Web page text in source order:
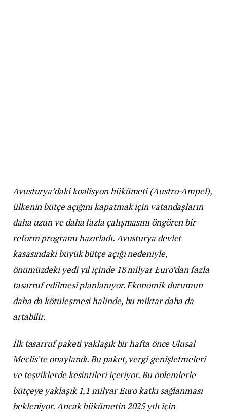
Avusturya’daki koalisyon hükümeti (Austro-Ampel),
ülkenin bütçe açığını kapatmak için vatandaşların
daha uzun ve daha fazla çalışmasını öngören bir
reform programı hazırladı. Avusturya devlet
kasasındaki büyük bütçe açığı nedeniyle,
önümüzdeki yedi yıl içinde 18 milyar Euro’dan fazla
tasarruf edilmesi planlanıyor. Ekonomik durumun
daha da kötüleşmesi halinde, bu miktar daha da
artabilir.
İlk tasarruf paketi yaklaşık bir hafta önce Ulusal
Meclis’te onaylandı. Bu paket, vergi genişletmeleri
ve teşviklerde kesintileri içeriyor. Bu önlemlerle
bütçeye yaklaşık 1,1 milyar Euro katkı sağlanması
bekleniyor. Ancak hükümetin 2025 yılı için